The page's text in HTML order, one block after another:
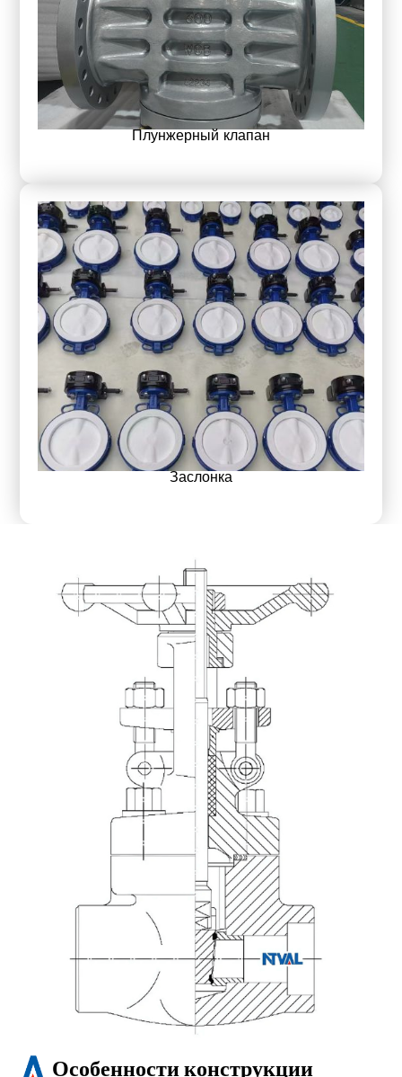
Плунжерный клапан
Заслонка
Особенности конструкции